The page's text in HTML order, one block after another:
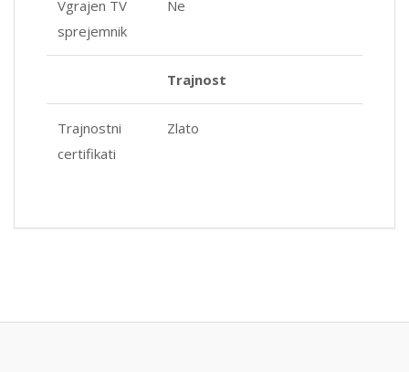
Vgrajen TV
sprejemnik
Ne
Trajnost
Trajnostni
certifikati
Zlato